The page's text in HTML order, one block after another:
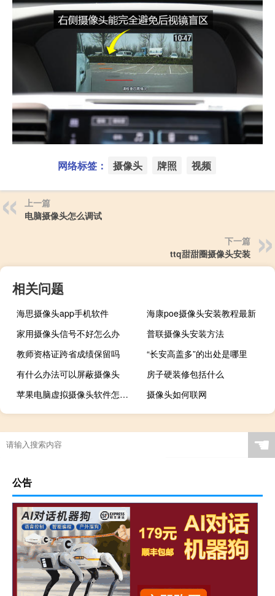
网络标签： 摄像头 牌照 视频
上一篇
电脑摄像头怎么调试
下一篇
ttq甜甜圈摄像头安装
相关问题
海思摄像头app手机软件
海康poe摄像头安装教程最新
家用摄像头信号不好怎么办
普联摄像头安装方法
教师资格证跨省成绩保留吗
“长安高盖多”的出处是哪里
有什么办法可以屏蔽摄像头
房子硬装修包括什么
苹果电脑虚拟摄像头软件怎么关闭
摄像头如何联网
☚
公告